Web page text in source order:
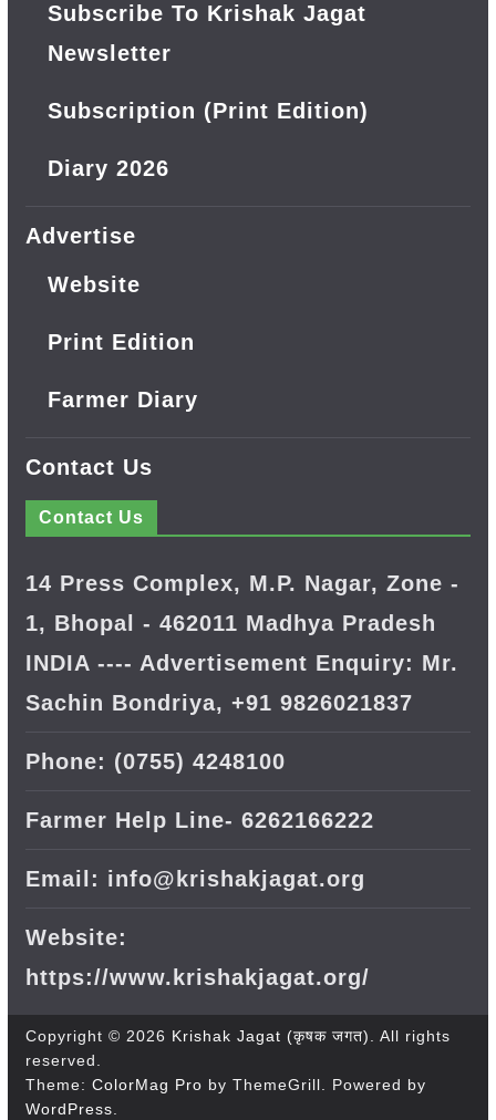
Subscribe To Krishak Jagat
Newsletter
Subscription (Print Edition)
Diary 2026
Advertise
Website
Print Edition
Farmer Diary
Contact Us
Contact Us
14 Press Complex, M.P. Nagar, Zone -
1, Bhopal - 462011 Madhya Pradesh
INDIA ---- Advertisement Enquiry: Mr.
Sachin Bondriya, +91 9826021837
Phone: (0755) 4248100
Farmer Help Line- 6262166222
Email: info@krishakjagat.org
Website:
https://www.krishakjagat.org/
Copyright © 2026 Krishak Jagat (कृषक जगत). All rights
reserved.
Theme: ColorMag Pro by ThemeGrill. Powered by
WordPress.